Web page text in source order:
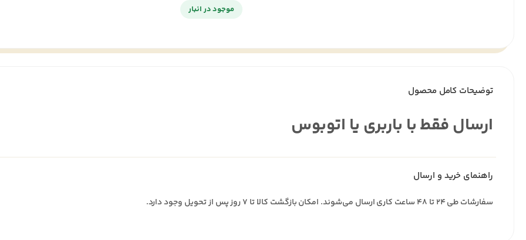
موجود در انبار
توضیحات کامل محصول
ارسال فقط با باربری یا اتوبوس
راهنمای خرید و ارسال
سفارشات طی ۲۴ تا ۴۸ ساعت کاری ارسال می‌شوند. امکان بازگشت کالا تا ۷ روز پس از تحویل وجود دارد.